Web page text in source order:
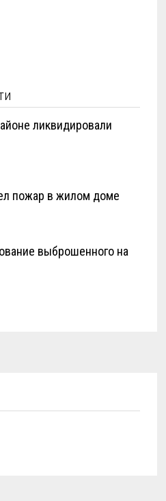
ликвидировали
пожар в жилом доме
выброшенного на